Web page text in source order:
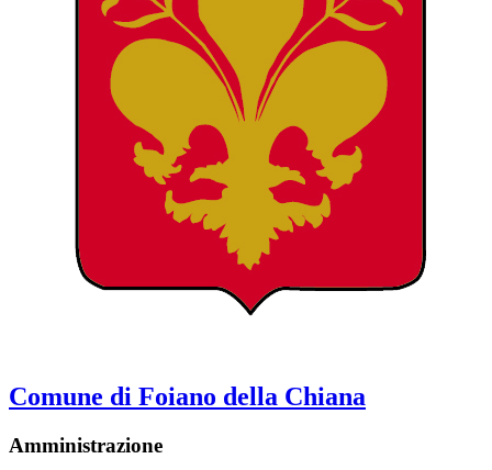
Comune di Foiano della Chiana
Amministrazione